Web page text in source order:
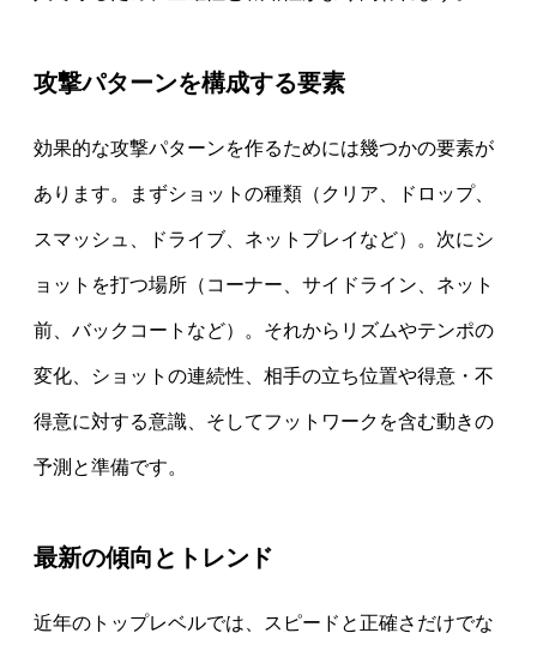
攻撃パターンを構成する要素
効果的な攻撃パターンを作るためには幾つかの要素が
あります。まずショットの種類（クリア、ドロップ、
スマッシュ、ドライブ、ネットプレイなど）。次にシ
ョットを打つ場所（コーナー、サイドライン、ネット
前、バックコートなど）。それからリズムやテンポの
変化、ショットの連続性、相手の立ち位置や得意・不
得意に対する意識、そしてフットワークを含む動きの
予測と準備です。
最新の傾向とトレンド
近年のトップレベルでは、スピードと正確さだけでな